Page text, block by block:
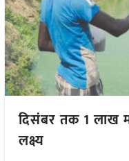
दिसंबर तक 1 लाख
लक्ष्य